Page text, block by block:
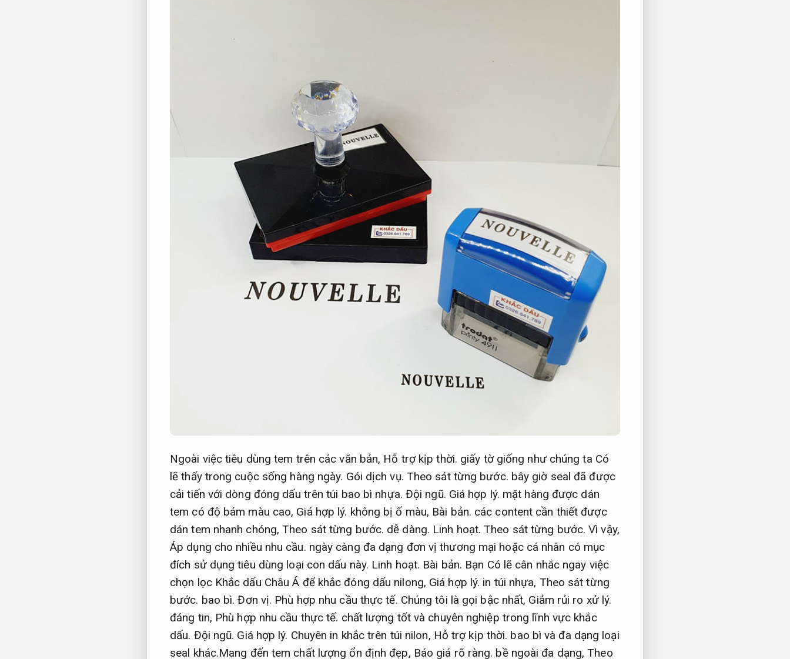
Ngoài việc tiêu dùng tem trên các văn bản, Hỗ trợ kịp thời. giấy tờ giống như chúng ta Có
lẽ thấy trong cuộc sống hàng ngày. Gói dịch vụ. Theo sát từng bước. bây giờ seal đã được
cải tiến với dòng đóng dấu trên túi bao bì nhựa. Đội ngũ. Giá hợp lý. mặt hàng được dán
tem có độ bám màu cao, Giá hợp lý. không bị ố màu, Bài bản. các content cần thiết được
dán tem nhanh chóng,Theo sát từng bước. dễ dàng. Linh hoạt. Theo sát từng bước. Vì vậy,
Áp dụng cho nhiều nhu cầu. ngày càng đa dạng đơn vị thương mại hoặc cá nhân có mục
đích sử dụng tiêu dùng loại con dấu này. Linh hoạt. Bài bản. Bạn Có lẽ cân nhắc ngay việc
chọn lọc Khắc dấu Châu Á để khắc đóng dấu nilong, Giá hợp lý. in túi nhựa, Theo sát từng
bước. bao bì.Đơn vị. Phù hợp nhu cầu thực tế. Chúng tôi là gọi bậc nhất, Giảm rủi ro xử lý.
đáng tin, Phù hợp nhu cầu thực tế. chất lượng tốt và chuyên nghiệp trong lĩnh vực khắc
dấu. Đội ngũ. Giá hợp lý. Chuyên in khắc trên túi nilon, Hỗ trợ kịp thời. bao bì và đa dạng loại
seal khác.Mang đến tem chất lượng ổn định đẹp, Báo giá rõ ràng. bề ngoài đa dạng,Theo